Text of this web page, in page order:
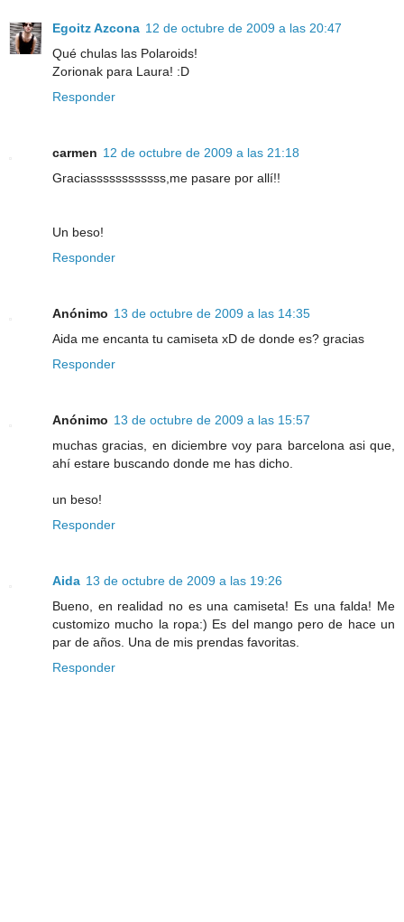
Egoitz Azcona 12 de octubre de 2009 a las 20:47
Qué chulas las Polaroids!
Zorionak para Laura! :D
Responder
carmen 12 de octubre de 2009 a las 21:18
Graciassssssssssss,me pasare por allí!!
Un beso!
Responder
Anónimo 13 de octubre de 2009 a las 14:35
Aida me encanta tu camiseta xD de donde es? gracias
Responder
Anónimo 13 de octubre de 2009 a las 15:57
muchas gracias, en diciembre voy para barcelona asi que,
ahí estare buscando donde me has dicho.
un beso!
Responder
Aida 13 de octubre de 2009 a las 19:26
Bueno, en realidad no es una camiseta! Es una falda! Me
customizo mucho la ropa:) Es del mango pero de hace un
par de años. Una de mis prendas favoritas.
Responder